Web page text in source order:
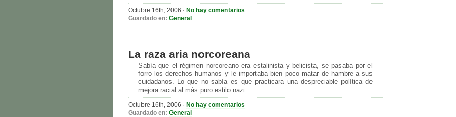
Octubre 16th, 2006 · No hay comentarios
Guardado en: General
La raza aria norcoreana
Sabía que el régimen norcoreano era estalinista y belicista, se pasaba por el
forro los derechos humanos y le importaba bien poco matar de hambre a sus
cuidadanos. Lo que no sabía es que practicara una despreciable política de
mejora racial al más puro estilo nazi.
Octubre 16th, 2006 · No hay comentarios
Guardado en: General